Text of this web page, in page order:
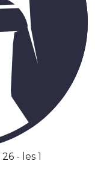
- les 1